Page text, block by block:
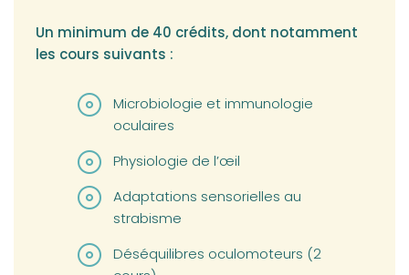
Un minimum de 40 crédits, dont notamment
les cours suivants :
Microbiologie et immunologie
oculaires
Physiologie de l’œil
Adaptations sensorielles au
strabisme
Déséquilibres oculomoteurs (2